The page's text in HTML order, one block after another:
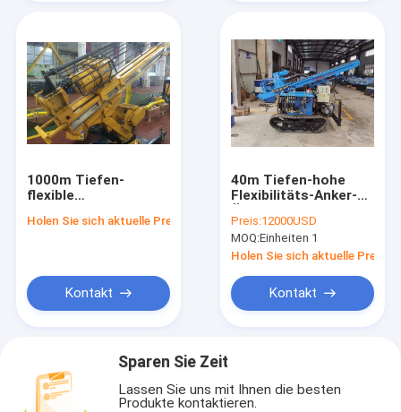
1000m Tiefen-
flexible
Bohrung Rig Water
Holen Sie sich aktuelle Preis
Kontakt
40m Tiefen-hohe
Flexibilitäts-Anker-
Boden-Prüfung
Preis:12000USD
MOQ:Einheiten 1
Holen Sie sich aktuelle Preis
Kontakt
Sparen Sie Zeit
Lassen Sie uns mit Ihnen die besten
Produkte kontaktieren.